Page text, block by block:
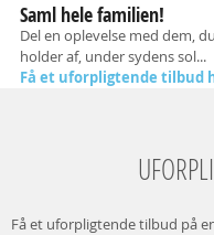
Saml hele familien!
Del en oplevelse med dem, du
holder af, under sydens sol...
Få et uforpligtende tilbud
Få et uforpligtende tilbud på